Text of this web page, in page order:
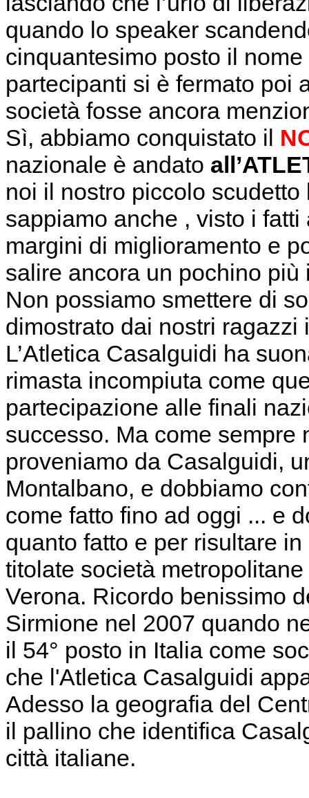
quando lo speaker
cinquantesimo posto il
partecipanti si è fermato poi
società fosse ancora
Sì, abbiamo conquistato il
nazionale è andato
noi il nostro piccolo
sappiamo anche , visto i
margini di miglioramento e
salire ancora un pochino più
Non possiamo smettere di
dimostrato dai nostri ragazzi
L’Atletica Casalguidi ha
rimasta incompiuta come
partecipazione alle finali
successo. Ma come
proveniamo da Casalguidi,
Montalbano, e dobbiamo
come fatto fino ad oggi ... e
quanto fatto e per risultare
titolate società
Verona. Ricordo benissimo
Sirmione nel 2007 quando
il 54° posto in Italia come
che l'Atletica Casalguidi
Adesso la geografia del
il pallino che identifica
città italiane.